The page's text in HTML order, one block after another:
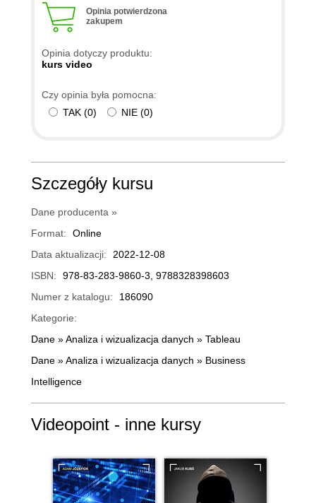
Opinia potwierdzona
zakupem
Opinia dotyczy produktu:
kurs video
Czy opinia była pomocna:
TAK (0) NIE (0)
Szczegóły kursu
Dane producenta »
Format:
Online
Data aktualizacji:
2022-12-08
ISBN:
978-83-283-9860-3, 9788328398603
Numer z katalogu:
186090
Kategorie:
Dane »Analiza i wizualizacja danych » Tableau
Dane »Analiza i wizualizacja danych » Business
Intelligence
Videopoint - inne kursy